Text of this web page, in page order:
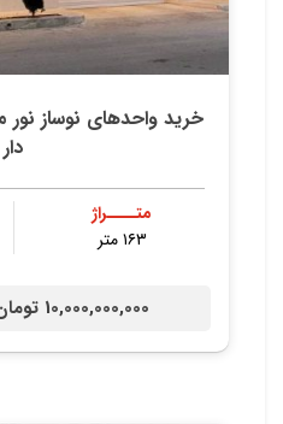
خرید واحدهای نوساز
دار
متــــراژ
۱۶۳ متر
10,000,000,000 تومان /